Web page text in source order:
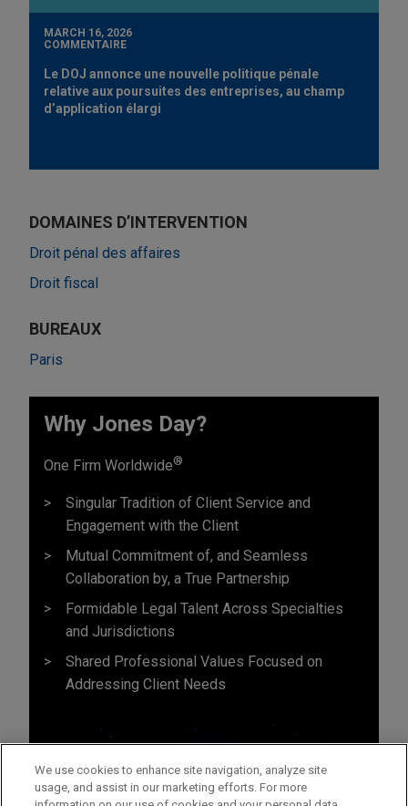
MARCH 16, 2026
COMMENTAIRE
Le DOJ annonce une nouvelle politique pénale
relative aux poursuites des entreprises, au champ
d’application élargi
DOMAINES D’INTERVENTION
Droit pénal des affaires
Droit fiscal
BUREAUX
Paris
Why Jones Day?
One Firm Worldwide®
Singular Tradition of Client Service and
Engagement with the Client
Mutual Commitment of, and Seamless
Collaboration by, a True Partnership
Formidable Legal Talent Across Specialties
and Jurisdictions
Shared Professional Values Focused on
Addressing Client Needs
We use cookies to enhance site navigation, analyze site
usage, and assist in our marketing efforts. For more